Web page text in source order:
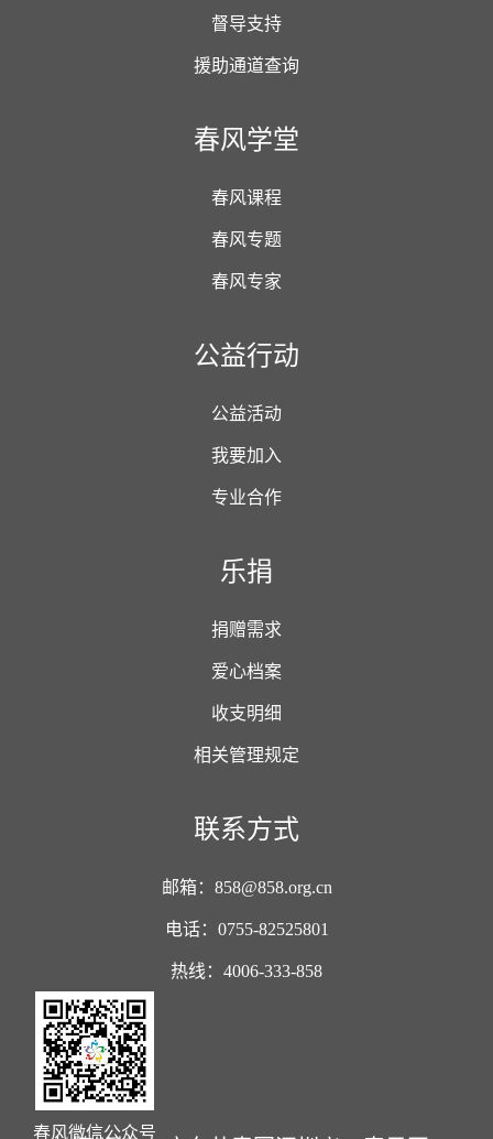
督导支持
援助通道查询
春风学堂
春风课程
春风专题
春风专家
公益行动
公益活动
我要加入
专业合作
乐捐
捐赠需求
爱心档案
收支明细
相关管理规定
联系方式
邮箱：858@858.org.cn
电话：0755-82525801
热线：4006-333-858
春风微信公众号